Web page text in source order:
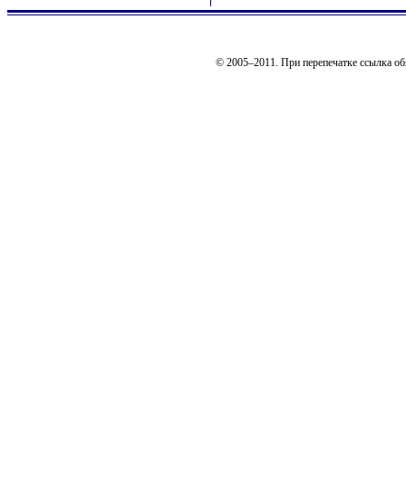
© 2005–2011. При перепечатке ссылка